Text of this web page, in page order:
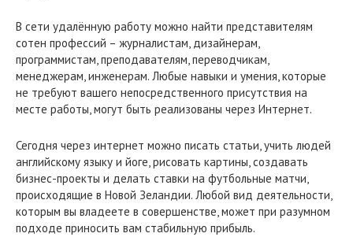
В сети удалённую работу можно найти представителям
сотен профессий – журналистам, дизайнерам,
программистам, преподавателям, переводчикам,
менеджерам, инженерам. Любые навыки и умения, которые
не требуют вашего непосредственного присутствия на
месте работы, могут быть реализованы через Интернет.
Сегодня через интернет можно писать статьи, учить людей
английскому языку и йоге, рисовать картины, создавать
бизнес-проекты и делать ставки на футбольные матчи,
происходящие в Новой Зеландии. Любой вид деятельности,
которым вы владеете в совершенстве, может при разумном
подходе приносить вам стабильную прибыль.